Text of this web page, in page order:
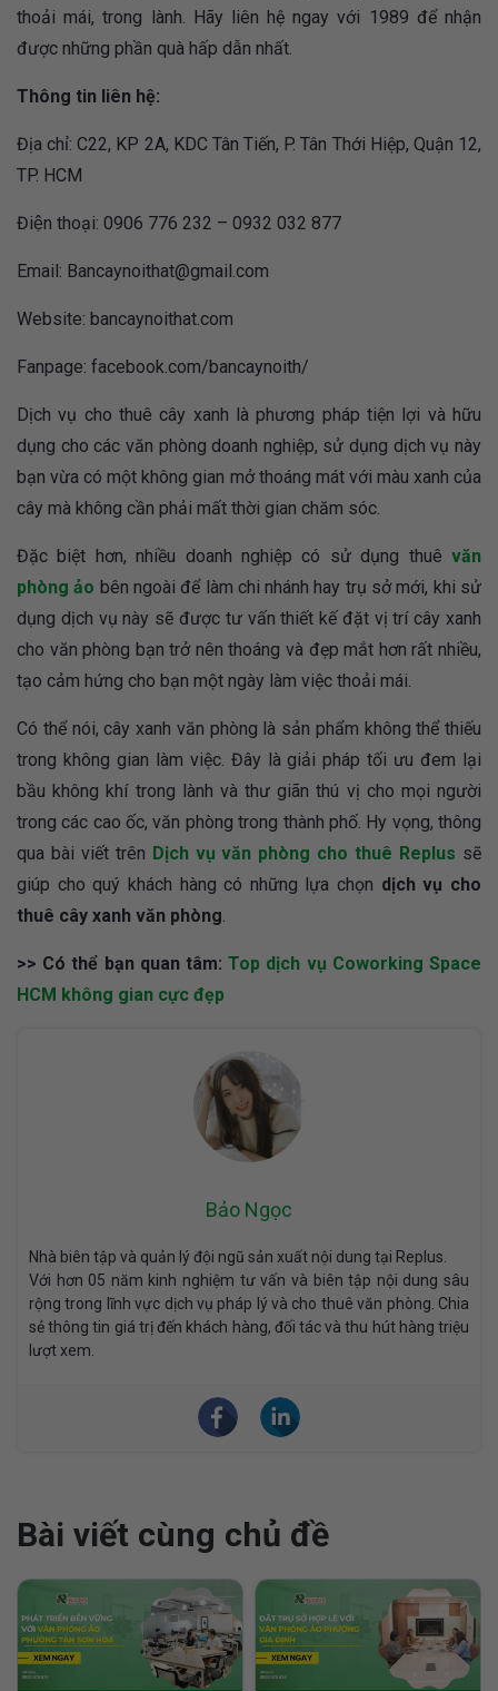
thoải mái, trong lành. Hãy liên hệ ngay với 1989 để nhận
được những phần quà hấp dẫn nhất.
Thông tin liên hệ:
Địa chỉ: C22, KP 2A, KDC Tân Tiến, P. Tân Thới Hiệp, Quận 12,
TP. HCM
Điện thoại: 0906 776 232 – 0932 032 877
Email: Bancaynoithat@gmail.com
Website: bancaynoithat.com
Fanpage: facebook.com/bancaynoith/
Dịch vụ cho thuê cây xanh là phương pháp tiện lợi và hữu
dụng cho các văn phòng doanh nghiệp, sử dụng dịch vụ này
bạn vừa có một không gian mở thoáng mát với màu xanh của
cây mà không cần phải mất thời gian chăm sóc.
Đặc biệt hơn, nhiều doanh nghiệp có sử dụng thuê văn
phòng ảo bên ngoài để làm chi nhánh hay trụ sở mới, khi sử
dụng dịch vụ này sẽ được tư vấn thiết kế đặt vị trí cây xanh
cho văn phòng bạn trở nên thoáng và đẹp mắt hơn rất nhiều,
tạo cảm hứng cho bạn một ngày làm việc thoải mái.
Có thể nói, cây xanh văn phòng là sản phẩm không thể thiếu
trong không gian làm việc. Đây là giải pháp tối ưu đem lại
bầu không khí trong lành và thư giãn thú vị cho mọi người
trong các cao ốc, văn phòng trong thành phố. Hy vọng, thông
qua bài viết trên Dịch vụ văn phòng cho thuê Replus sẽ
giúp cho quý khách hàng có những lựa chọn dịch vụ cho
thuê cây xanh văn phòng
>> Có thể bạn quan tâm:Top dịch vụ Coworking Space
HCM không gian cực đẹp
Bảo Ngọc
Nhà biên tập và quản lý đội ngũ sản xuất nội dung tại Replus.
Với hơn 05 năm kinh nghiệm tư vấn và biên tập nội dung sâu
rộng trong lĩnh vực dịch vụ pháp lý và cho thuê văn phòng. Chia
sẻ thông tin giá trị đến khách hàng, đối tác và thu hút hàng triệu
lượt xem.
Bài viết cùng chủ đề